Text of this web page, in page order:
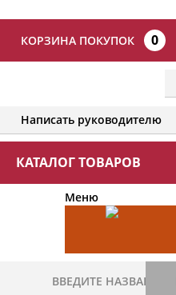
КОРЗИНА ПОКУПОК 0
Написать руководителю
КАТАЛОГ ТОВАРОВ
Меню